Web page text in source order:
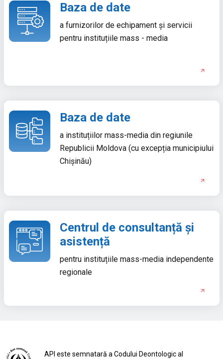
Baza de date
a furnizorilor de echipament și servicii
pentru instituțiile mass - media
Baza de date
a instituțiilor mass-media din regiunile
Republicii Moldova (cu excepția municipiului
Chișinău)
Centrul de consultanță și
asistență
pentru instituțiile mass-media independente
regionale
API este semnatară a Codului Deontologic al